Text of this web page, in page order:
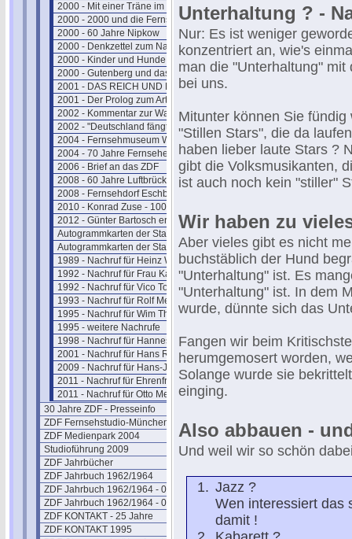
2000 - Mit einer Träne im Knopfloch
2000 - 2000 und die Fernsehgeschichte
2000 - 60 Jahre Nipkow
2000 - Denkzettel zum Nachdenken
2000 - Kinder und Hunde
2000 - Gutenberg und das Fernsehen
2001 - DAS REICH UND DER BUND
2001 - Der Prolog zum Artikel
2002 - Kommentar zur Wahl
2002 - "Deutschland fängt neu an ....."
2004 - Fernsehmuseum Wiesbaden
2004 - 70 Jahre Fernsehen
2006 - Brief an das ZDF
2008 - 60 Jahre Luftbrücke
2008 - Fernsehdorf Eschborn
2010 - Konrad Zuse - 100 Jahre
2012 - Günter Bartosch erinnert sich
Autogrammkarten der Stars
Autogrammkarten der Stars (2)
1989 - Nachruf für Heinz Werner
1992 - Nachruf für Frau Karolus
1992 - Nachruf für Vico Torriani
1993 - Nachruf für Rolf Merz
1995 - Nachruf für Wim Thoelke
1995 - weitere Nachrufe
1998 - Nachruf für Hannes Schmid
2001 - Nachruf für Hans Rosenthal
2009 - Nachruf für Hans-J. Rödel
2011 - Nachruf für Ehrenfried Klauer
2011 - Nachruf für Otto Meissner
30 Jahre ZDF - Presseinfo
ZDF Fernsehstudio-München
ZDF Medienpark 2004
Studioführung 2009
ZDF Jahrbücher
ZDF Jahrbuch 1962/1964
ZDF Jahrbuch 1962/1964 - 02
ZDF Jahrbuch 1962/1964 - 03
ZDF KONTAKT - 25 Jahre
ZDF KONTAKT 1995
Unterhaltung ? -
Nur: Es ist weniger
konzentriert an, wie's
man die "Unterhaltung"
bei uns.
Mitunter können Sie
"Stillen Stars", die da
haben lieber laute Stars ?
gibt die Volksmusikanten,
ist auch noch kein "stiller"
Wir haben zu
Aber vieles gibt es nicht
buchstäblich der Hund
"Unterhaltung" ist. Es
"Unterhaltung" ist. In dem
wurde, dünnte sich das
Fangen wir beim
herumgemosert worden,
Solange wurde sie
einging.
Also abbauen -
Und weil wir so schön
Jazz ?
Wen interessiert das
damit !